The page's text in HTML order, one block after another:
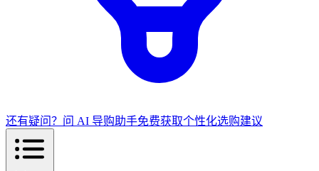
还有疑问？问 AI 导购助手免费获取个性化选购建议